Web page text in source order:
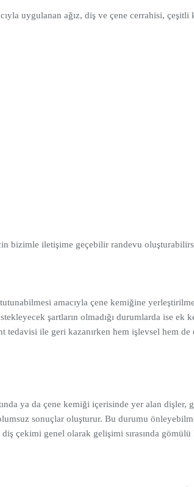
uygulanan ağız, diş ve çene cerrahisi, çeşitli
bizimle iletişime geçebilir randevu
amacıyla çene kemiğine
şartların olmadığı durumlarda ise ek
ile geri kazanırken hem işlevsel hem de
ya da çene kemiği içerisinde yer alan dişler,
sonuçlar oluşturur. Bu durumu
çekimi genel olarak gelişimi sırasında